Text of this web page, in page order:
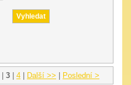
3 4 Další >> Poslední >